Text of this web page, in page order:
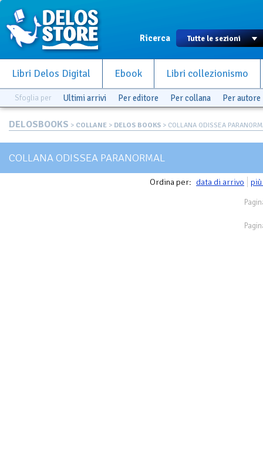
Ricerca
Libri Delos Digital Ebook Libri collezionismo
Sfoglia per Ultimi arrivi Per editore Per collana Per autore
DELOSBOOKS > COLLANE > DELOS BOOKS > COLLANA ODISSEA
COLLANA ODISSEA PARANORMAL
Ordina per: data di arrivo